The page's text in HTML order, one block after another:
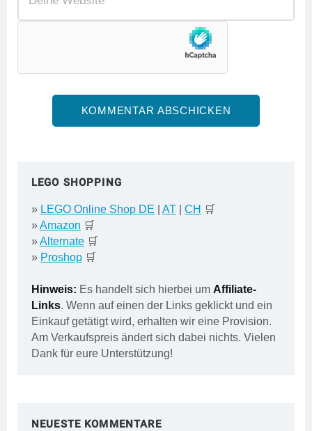
LEGO SHOPPING
» LEGO Online Shop DE AT CH 🛒
»Amazon 🛒
»Alternate 🛒
» Proshop 🛒
Hinweis: Es handelt sich hierbei um Affiliate-
Links. Wenn auf einen der Links geklickt und ein
Einkauf getätigt wird, erhalten wir eine Provision.
Am Verkaufspreis ändert sich dabei nichts. Vielen
Dank für eure Unterstützung!
NEUESTE KOMMENTARE